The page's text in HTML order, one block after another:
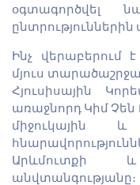
օգտագործվել
Ինչ վերաբերում
մյուս
Հյուսիսային
առաջնորդ Կիմ Չեն
միջուկային
Արևմուտքի